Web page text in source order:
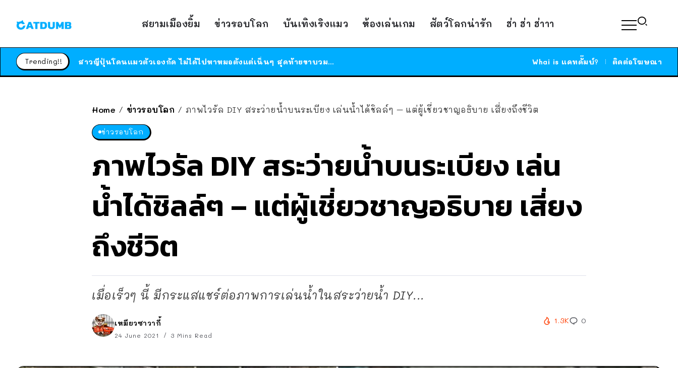
สยามเมืองยิ้ม ข่าวรอบโลก บันเทิงเริงแมว ห้องเล่นเกม สัตว์โลกน่ารัก ฮ่า ฮ่า ฮ่าาา
Trending!!
ร้านอาหารในนิวยอร์กประกาศปิดตัวลง หลังอยู่มานานกว่า 45 ปี ติดป้ายขอบคุณลูกค้าทุกคน แถมสูตรทำไวท์ซอสให้แบบจัดเต็ม
ได้เวลาเด็กหนวดรวมตัว RF Online Next เปิดให้เล่นแล้ว เกม Sci-Fi MMORPG ระดับตำนาน เล่นได้ทั้งมือถือและ PC Whai is แคทดั๊มบ์? ติดต่อโฆษณา
Home / ข่าวรอบโลก / ภาพไวรัล DIY สระว่ายน้ำบนระเบียง เล่นน้ำได้ชิลล์ๆ – แต่ผู้เชี่ยวชาญอธิบาย เสี่ยงถึงชีวิต
ข่าวรอบโลก
ภาพไวรัล DIY สระว่ายน้ำบนระเบียง เล่น
น้ำได้ชิลล์ๆ – แต่ผู้เชี่ยวชาญอธิบาย เสี่ยง
ถึงชีวิต
เมื่อเร็วๆ นี้ มีกระแสแชร์ต่อภาพการเล่นน้ำในสระว่ายน้ำ DIY...
เหมียวซาวากี้
24 June 2021 3 Mins Read
1.3K 0